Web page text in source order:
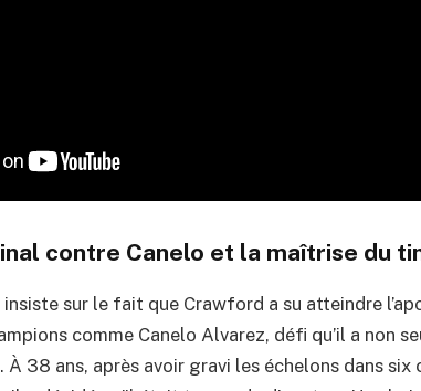
contre Canelo et la maîtrise du
sur le fait que Crawford a su atteindre
comme Canelo Alvarez, défi qu’il a non
À 38 ans, après avoir gravi les échelons dans